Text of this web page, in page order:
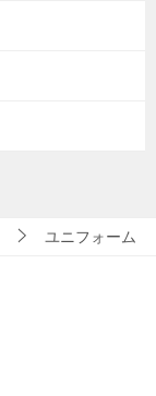
ユニフォーム